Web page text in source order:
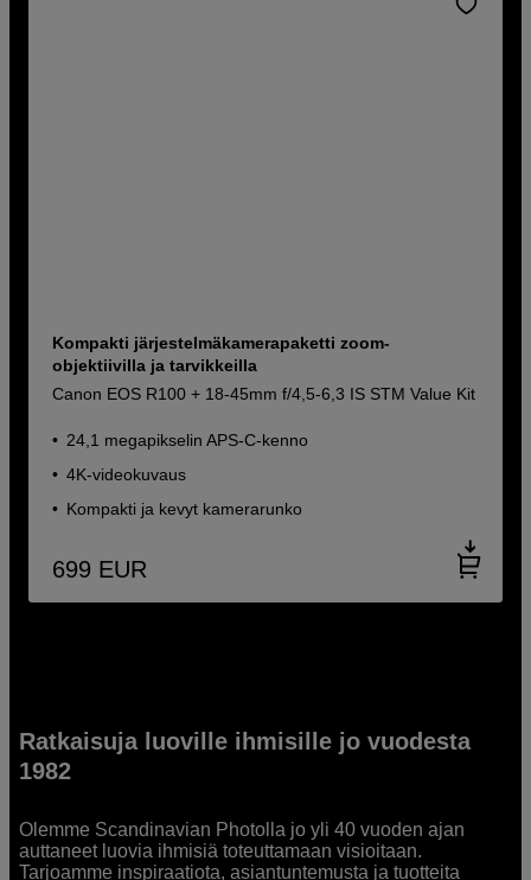
Kompakti järjestelmäkamerapaketti zoom-
objektiivilla ja tarvikkeilla
Canon EOS R100 + 18-45mm f/4,5-6,3 IS STM Value Kit
24,1 megapikselin APS-C-kenno
4K-videokuvaus
Kompakti ja kevyt kamerarunko
699 EUR
Ratkaisuja luoville ihmisille jo vuodesta
1982
Olemme Scandinavian Photolla jo yli 40 vuoden ajan
auttaneet luovia ihmisiä toteuttamaan visioitaan.
Tarjoamme inspiraatiota, asiantuntemusta ja tuotteita